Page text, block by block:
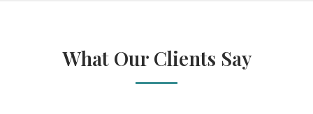
What Our Clients Say